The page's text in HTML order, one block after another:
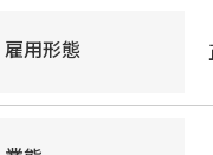
雇用形態